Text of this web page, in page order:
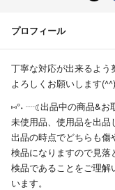
プロフィール
丁寧な対応が出来るよう
よろしくお願いします(^^)
⑅°˖ ┈☾出品中の商品&
未使用品、使用品を出品
出品の時点でどちらも傷
検品になりますので見落
検品であることをご理
います。